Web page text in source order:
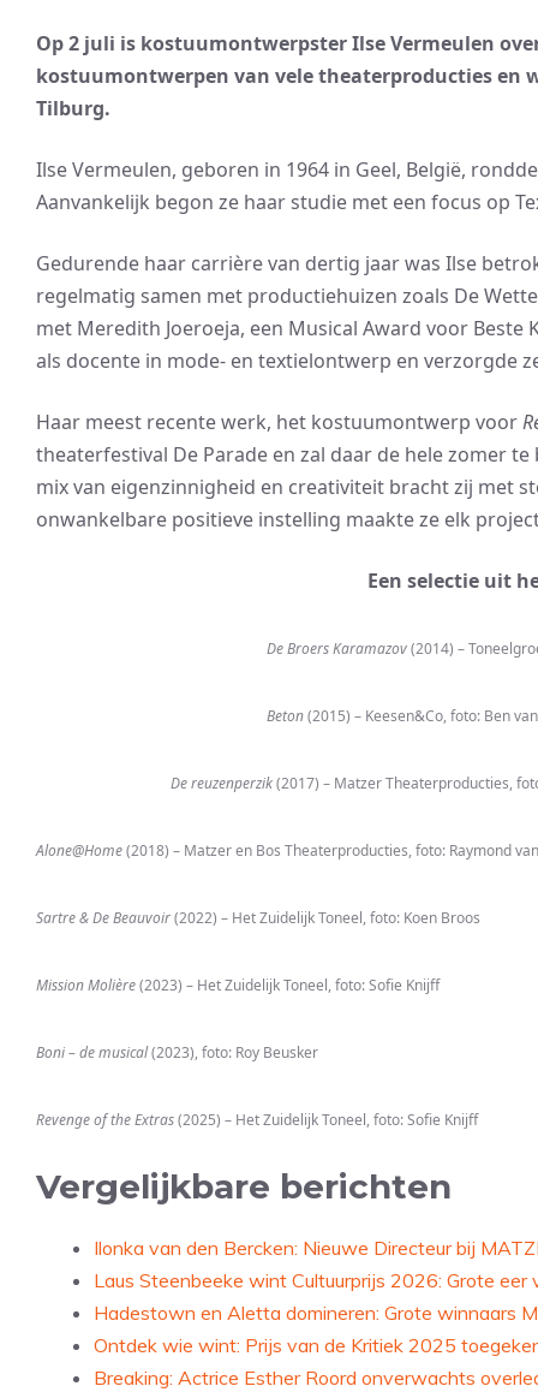
Op 2 juli is kostuumontwerpster Ilse Vermeulen
kostuumontwerpen van vele theaterproducties en
Tilburg.
Ilse Vermeulen, geboren in 1964 in Geel, België,
Aanvankelijk begon ze haar studie met een focus op
Gedurende haar carrière van dertig jaar was Ilse
regelmatig samen met productiehuizen zoals De
met Meredith Joeroeja, een Musical Award voor Beste
als docente in mode- en textielontwerp en verzorgde
Haar meest recente werk, het kostuumontwerp voor
theaterfestival De Parade en zal daar de hele zomer
mix van eigenzinnigheid en creativiteit bracht zij met
onwankelbare positieve instelling maakte ze elk
Een selectie uit
De Broers Karamazov(2014) –
Beton(2015) – Keesen&Co, foto: Ben
De reuzenperzik(2017) – Matzer Theaterproducties,
Alone@Home(2018) – Matzer en Bos Theaterproducties, foto: Raymond
Sartre & De Beauvoir(2022) – Het Zuidelijk Toneel, foto: Koen Broos
Mission Molière(2023) – Het Zuidelijk Toneel, foto: Sofie Knijff
Boni – de musical(2023), foto: Roy Beusker
Revenge of the Extras(2025) – Het Zuidelijk Toneel, foto: Sofie Knijff
Vergelijkbare berichten
Ilonka van den Bercken: Nieuwe Directeur bij
Laus Steenbeeke wint Cultuurprijs 2026: Grote eer
Hadestown en Aletta domineren: Grote winnaars
Ontdek wie wint: Prijs van de Kritiek 2025
Breaking: Actrice Esther Roord onverwachts